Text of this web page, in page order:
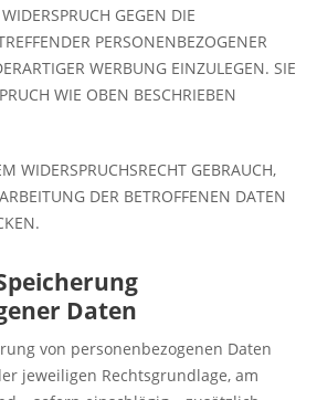
GEGEN DIE
PERSONENBEZOGENER
WERBUNG EINZULEGEN. SIE
WIE OBEN BESCHRIEBEN
WIDERSPRUCHSRECHT GEBRAUCH,
DER BETROFFENEN DATEN
Daten
von personenbezogenen Daten
jeweiligen Rechtsgrundlage, am